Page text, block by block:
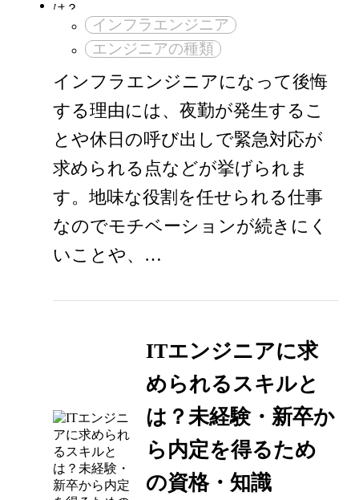
インフラエンジニア
エンジニアの種類
インフラエンジニアになって後悔
する理由には、夜勤が発生するこ
とや休日の呼び出しで緊急対応が
求められる点などが挙げられま
す。地味な役割を任せられる仕事
なのでモチベーションが続きにく
いことや、…
ITエンジニアに求
められるスキルと
は？未経験・新卒か
ら内定を得るため
の資格・知識